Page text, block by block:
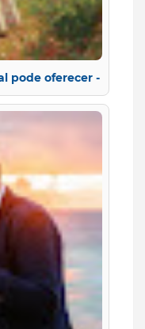
pode oferecer -